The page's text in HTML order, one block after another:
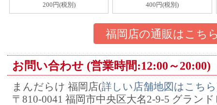
200円(税別)
400円(税別)
福岡店の通販はこち
お問い合わせ (営業時間:12:00～20:00)
まんだらけ 福岡店(詳しい店舗地図はこちら
〒810-0041 福岡市中央区大名2-9-5 グラン